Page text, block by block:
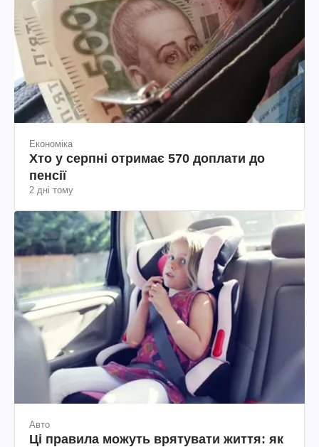
Економіка
Хто у серпні отримає 570 доплати до
пенсії
2 дні тому
Авто
Ці правила можуть врятувати життя: як